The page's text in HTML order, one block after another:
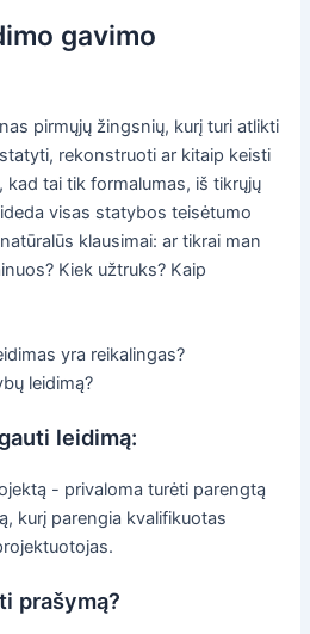
gavimo
pirmųjų žingsnių, kurį turi atlikti
rekonstruoti ar kitaip keisti
tai tik formalumas, iš tikrųjų
visas statybos teisėtumo
klausimai: ar tikrai man
Kiek užtruks? Kaip
yra reikalingas?
leidimą?
leidimą:
- privaloma turėti parengtą
kurį parengia kvalifikuotas
prašymą?